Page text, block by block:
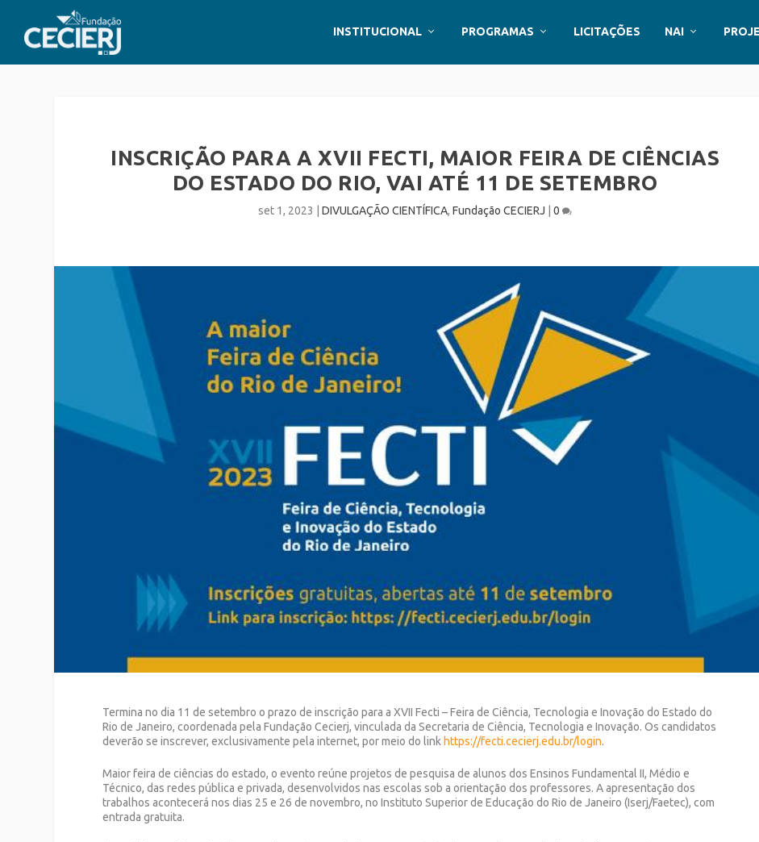
INSTITUCIONAL PROGRAMAS LICITAÇÕES NAI
INSCRIÇÃO PARA A XVII FECTI, MAIOR FEIRA DE CIÊNCIAS
DO ESTADO DO RIO, VAI ATÉ 11 DE SETEMBRO
set 1, 2023 |DIVULGAÇÃO CIENTÍFICA,Fundação CECIERJ |0
Termina no dia 11 de setembro o prazo de inscrição para a XVII Fecti – Feira de Ciência, Tecnologia e Inovação do Estado do
Rio de Janeiro, coordenada pela Fundação Cecierj, vinculada da Secretaria de Ciência, Tecnologia e Inovação. Os candidatos
deverão se inscrever, exclusivamente pela internet, por meio do linkhttps://fecti.cecierj.edu.br/login.
Maior feira de ciências do estado, o evento reúne projetos de pesquisa de alunos dos Ensinos Fundamental II, Médio e
Técnico, das redes pública e privada, desenvolvidos nas escolas sob a orientação dos professores. A apresentação dos
trabalhos acontecerá nos dias 25 e 26 de novembro, no Instituto Superior de Educação do Rio de Janeiro (Iserj/Faetec), com
entrada gratuita.